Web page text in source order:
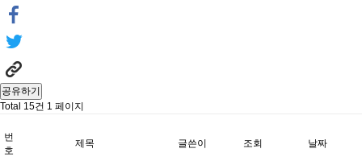
공유하기
Total 15건 1 페이지
번
호
제목 글쓴이 조회 날짜